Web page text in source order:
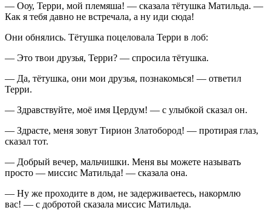
— Ооу, Терри, мой племяша! — сказала тётушка Матильда. —
Как я тебя давно не встречала, а ну иди сюда!
Они обнялись. Тётушка поцеловала Терри в лоб:
— Это твои друзья, Терри? — спросила тётушка.
— Да, тётушка, они мои друзья, познакомься! — ответил
Терри.
— Здравствуйте, моё имя Цердум! — с улыбкой сказал он.
— Здрасте, меня зовут Тирион Златобород! — протирая глаз,
сказал тот.
— Добрый вечер, мальчишки. Меня вы можете называть
просто — миссис Матильда! — сказала она.
— Ну же проходите в дом, не задерживаетесь, накормлю
вас! — с добротой сказала миссис Матильда.